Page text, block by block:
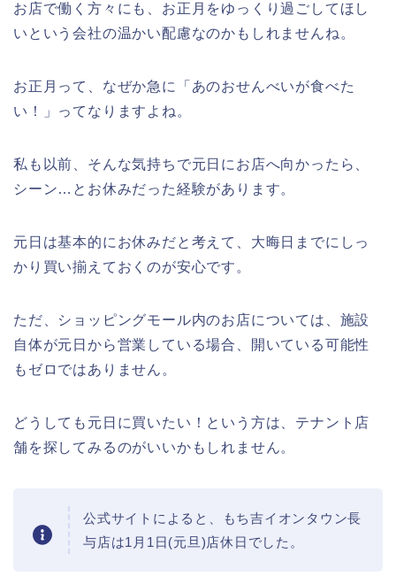
高崎城址公園(高崎公園)桜祭り2026の
屋台やライトアップはいつまで?
熊谷桜祭り(花見)2026の屋台(出店)の
時間はいつまで?ライトアップも!
福井桜祭り2026の屋台は何時まで(い
お店で働く方々にも、お正月をゆっくり過ごしてほし
いという会社の温かい配慮なのかもしれませんね。
お正月って、なぜか急に「あのおせんべいが食べた
い！」ってなりますよね。
私も以前、そんな気持ちで元日にお店へ向かったら、
シーン…とお休みだった経験があります。
元日は基本的にお休みだと考えて、大晦日までにしっ
かり買い揃えておくのが安心です。
ただ、ショッピングモール内のお店については、施設
自体が元日から営業している場合、開いている可能性
もゼロではありません。
どうしても元日に買いたい！という方は、テナント店
舗を探してみるのがいいかもしれません。
公式サイトによると、もち吉イオンタウン長
与店は1月1日(元旦)店休日でした。